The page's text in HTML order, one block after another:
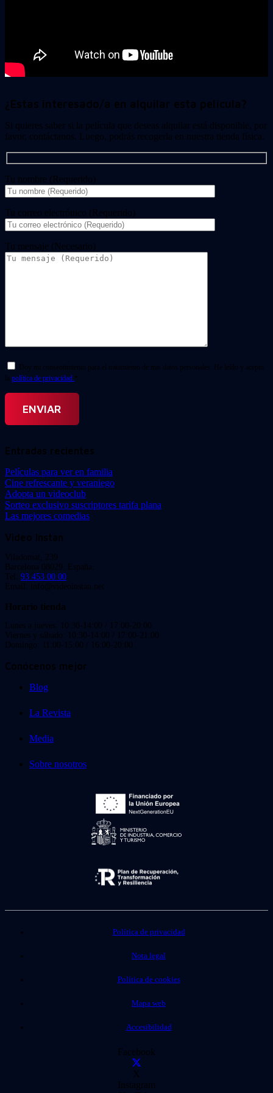
¿Estas interesado/a en alquilar esta película?
Si quieres saber si la película que deseas alquilar está disponible, por
favor, contáctanos. Luego, podrás recogerla en nuestra tienda física.
Tu nombre (Requerido)
Tu correo electrónico (Requerido)
Tu mensaje (Necesario)
Doy mi consentimiento para el tratamiento de mis datos personales. He leído y acepto
la política de privacidad. *
Entradas recientes
Películas para ver en familia
Cine refrescante y veraniego
Adopta un videoclub
Sorteo exclusivo suscriptores tarifa plana
Las mejores comedias
Video Instan
Viladomat, 239
Barcelona 08029. España.
Tel: 93 453 00 00
Email: info@videoinstan.net
Horario tienda
Lunes a jueves: 10:30-14:00 / 17:00-20:00
Viernes y sábado: 10:30-14:00 / 17:00-21:00
Domingo: 11:00-15:00 / 16:00-20:00
Conócenos mejor
Blog
La Revista
Media
Sobre nosotros
Política de privacidad
Nota legal
Política de cookies
Mapa web
Accesibilidad
Facebook
X
Instagram